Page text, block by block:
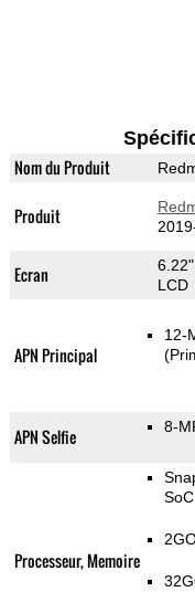
Nom du Produit
Produit
Ecran
LCD
APN Principal
12-
APN Selfie 8-
Processeur, Memoire
SoC